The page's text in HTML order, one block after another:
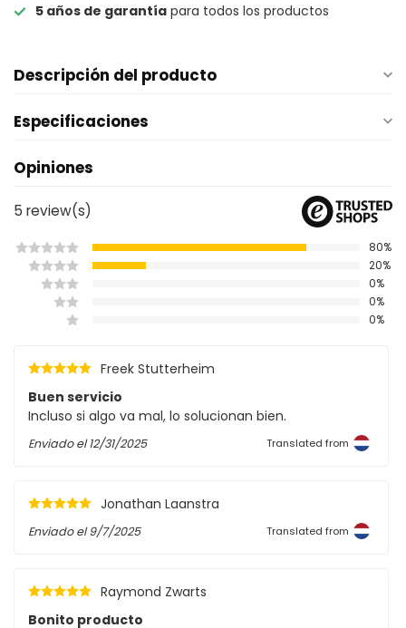
5 años de garantía para todos los productos
Descripción del producto
Especificaciones
Opiniones
5 review(s)
80%
20%
0%
0%
0%
Freek Stutterheim
Buen servicio
Incluso si algo va mal, lo solucionan bien.
Enviado el12/31/2025 Translated from
Jonathan Laanstra
Enviado el9/7/2025 Translated from
Raymond Zwarts
Bonito producto